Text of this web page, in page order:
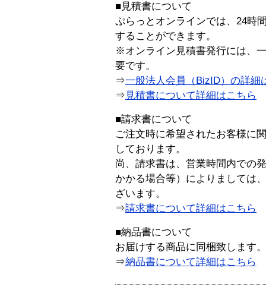
■見積書について
ぷらっとオンラインでは、24時
することができます。
※オンライン見積書発行には、
要です。
⇒一般法人会員（BizID）の詳細
⇒ 見積書について詳細はこちら
■請求書について
ご注文時に希望されたお客様に
しております。
尚、請求書は、営業時間内での
かかる場合等）によりましては
ざいます。
⇒請求書について詳細はこちら
■納品書について
お届けする商品に同梱致します。
⇒納品書について詳細はこちら